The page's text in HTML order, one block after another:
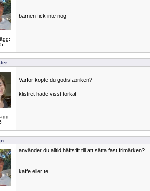
barnen fick inte nog
Varför köpte du godisfabriken?
klistret hade visst torkat
använder du alltid häftstift till att sätta fast frimärken?
kaffe eller te